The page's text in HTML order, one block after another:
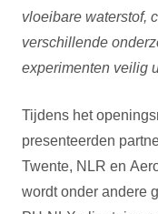
vloeibare waterstof,
verschillende
experimenten veilig
Tijdens het
presenteerden
Twente, NLR en
wordt onder andere